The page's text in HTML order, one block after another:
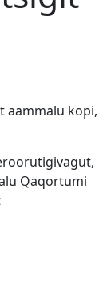
aammalu kopi,
Qaqortumi